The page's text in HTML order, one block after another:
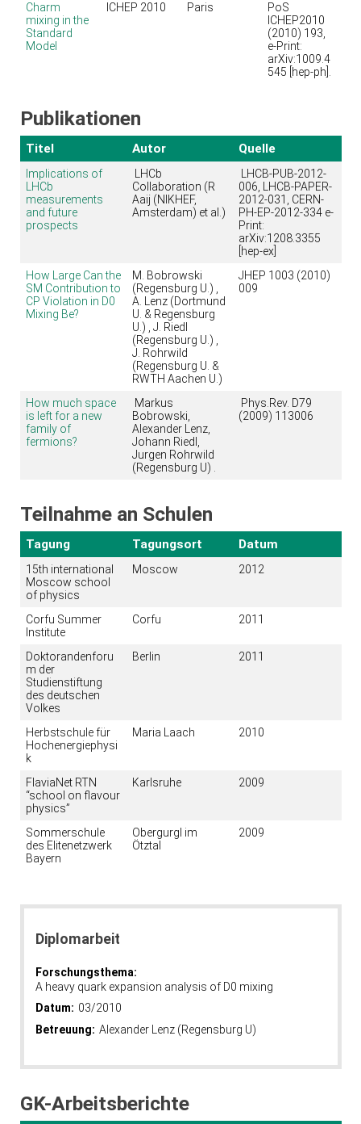
Charm
mixing in the
Standard
Model
ICHEP 2010 Paris
PoS
ICHEP2010
(2010) 193,
e-Print:
arXiv:1009.4
545 [hep-ph].
Publikationen
Titel Autor Quelle
Implications of
LHCb
measurements
and future
prospects
LHCb
Collaboration (R
Aaij (NIKHEF,
Amsterdam) et al.)
LHCB-PUB-2012-
006, LHCB-PAPER-
2012-031, CERN-
PH-EP-2012-334 e-
Print:
arXiv:1208.3355
[hep-ex]
How Large Can the
SM Contribution to
CP Violation in D0
Mixing Be?
M. Bobrowski
(Regensburg U.) ,
A. Lenz (Dortmund
U. & Regensburg
U.) , J. Riedl
(Regensburg U.) ,
J. Rohrwild
(Regensburg U. &
RWTH Aachen U.)
JHEP 1003 (2010)
009
How much space
is left for a new
family of
fermions?
Markus
Bobrowski,
Alexander Lenz,
Johann Riedl,
Jurgen Rohrwild
(Regensburg U) .
Phys.Rev. D79
(2009) 113006
Teilnahme an Schulen
Tagung Tagungsort Datum
15th international
Moscow school
of physics
Moscow 2012
Corfu Summer
Institute
Corfu 2011
Doktorandenforu
m der
Studienstiftung
des deutschen
Volkes
Berlin 2011
Herbstschule für
Hochenergiephysi
k
Maria Laach 2010
FlaviaNet RTN
“school on flavour
physics”
Karlsruhe 2009
Sommerschule
des Elitenetzwerk
Bayern
Obergurgl im
Ötztal
2009
Diplomarbeit
Forschungsthema:
A heavy quark expansion analysis of D0 mixing
Datum: 03/2010
Betreuung: Alexander Lenz (Regensburg U)
GK-Arbeitsberichte